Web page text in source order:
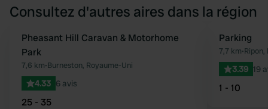
Consultez d'autres aires dans la région
Préféré
Pheasant Hill Caravan & Motorhome
Park
7,6 km•Burneston, Royaume-Uni
4.33 6 avis
25 - 35
Parking
7,7 km•Ripon,
3.39 19
1 - 10